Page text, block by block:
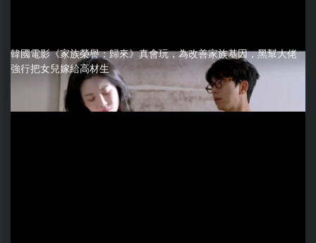
韓國電影《家族榮譽：歸來》真會玩，為改善家族基因，黑幫大佬
強行把女兒嫁給高材生